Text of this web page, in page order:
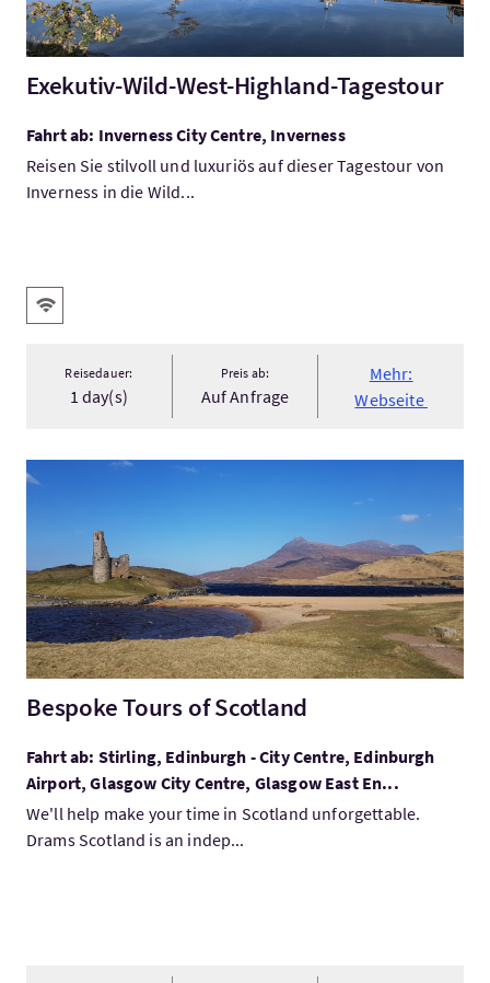
Exekutiv-Wild-West-Highland-Tagestour
Fahrt ab: Inverness City Centre, Inverness
Reisen Sie stilvoll und luxuriös auf dieser Tagestour von
Inverness in die Wild...
Ausstattung
Kostenloses Wlan
Reisedauer:
1 day(s)
Preis ab:
Auf Anfrage
Mehr:
Webseite
Mehr:Bespoke Tours of Scotland
Bespoke Tours of Scotland
Fahrt ab: Stirling, Edinburgh - City Centre, Edinburgh
Airport, Glasgow City Centre, Glasgow East En...
We'll help make your time in Scotland unforgettable.
Drams Scotland is an indep...